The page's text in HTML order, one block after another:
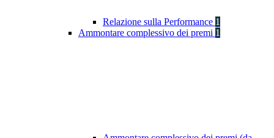
Relazione sulla Performance 1
Ammontare complessivo dei premi 1